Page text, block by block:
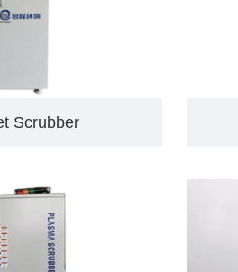
Heat&Wet Scrubber